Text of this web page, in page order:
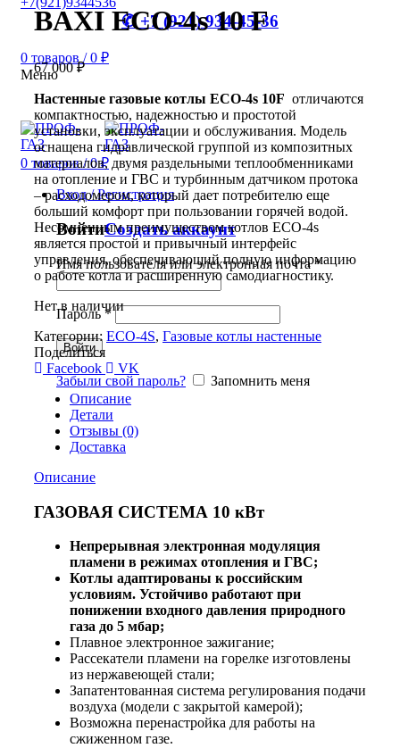
✆ +7 (921) 934-45-36
0 товаров / 0 ₽
Меню
0 товаров / 0₽
Вход / Регистрация
ВойтиСоздать аккаунт
Имя пользователя или электронная почта*
Пароль *
Войти
Забыли свой пароль? Запомнить меня
BAXI ECO-4s 10 F
67 000₽
Настенные газовые котлы ECO-4s 10F отличаются
компактностью, надежностью и простотой
установки, эксплуатации и обслуживания. Модель
оснащена гидравлической группой из композитных
материалов, двумя раздельными теплообменниками
на отопление и ГВС и турбинным датчиком протока
– расходомером, который дает потребителю еще
больший комфорт при пользовании горячей водой.
Несомненным преимуществом котлов ECO-4s
является простой и привычный интерфейс
управления, обеспечивающий полную информацию
о работе котла и расширенную самодиагностику.
Нет в наличии
Категории: ECO-4S, Газовые котлы настенные
Поделиться
Facebook
VK
Описание
Детали
Отзывы (0)
Доставка
Описание
ГАЗОВАЯ СИСТЕМА 10 кВт
Непрерывная электронная модуляция
пламени в режимах отопления и ГВС;
Котлы адаптированы к российским
условиям. Устойчиво работают при
понижении входного давления природного
газа до 5 мбар;
Плавное электронное зажигание;
Рассекатели пламени на горелке изготовлены
из нержавеющей стали;
Запатентованная система регулирования подачи
воздуха (модели с закрытой камерой);
Возможна перенастройка для работы на
сжиженном газе.